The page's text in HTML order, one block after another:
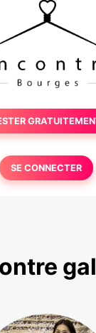
SE CONNECTER